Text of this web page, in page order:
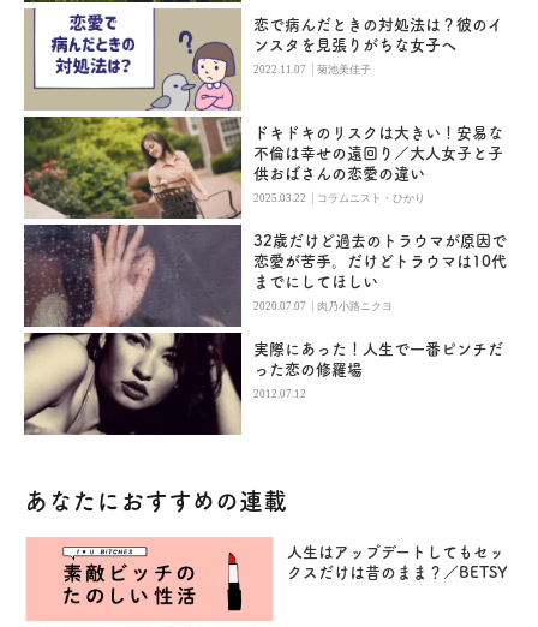
恋で病んだときの対処法は？彼のイ
ンスタを見張りがちな女子へ
2022.11.07 |菊池美佳子
ドキドキのリスクは大きい！安易な
不倫は幸せの遠回り／大人女子と子
供おばさんの恋愛の違い
2025.03.22 | コラムニスト・ひかり
32歳だけど過去のトラウマが原因で
恋愛が苦手。だけどトラウマは10代
までにしてほしい
2020.07.07 |肉乃小路ニクヨ
実際にあった！人生で一番ピンチだ
った恋の修羅場
2012.07.12
あなたにおすすめの連載
人生はアップデートしてもセッ
クスだけは昔のまま？／BETSY